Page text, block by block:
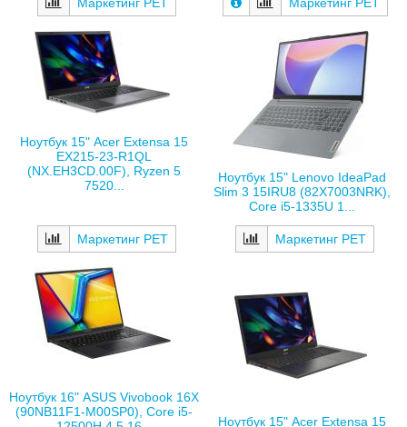
Ноутбук 15" Acer Extensa 15
EX215-23-R1QL
(NX.EH3CD.00F), Ryzen 5
7520...
Маркетинг РЕТ
Ноутбук 15" Lenovo IdeaPad
Slim 3 15IRU8 (82X7003NRK),
Core i5-1335U 1...
Маркетинг РЕТ
Ноутбук 16" ASUS Vivobook 16X
(90NB11F1-M00SP0), Core i5-
Ноутбук 15" Acer Extensa 15